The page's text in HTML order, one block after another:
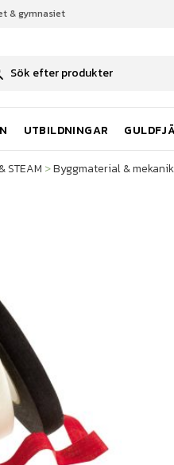
& gymnasiet
UTBILDNINGAR
STEAM Byggmaterial & mekanik
STEAM >Byggmaterial & mekanik